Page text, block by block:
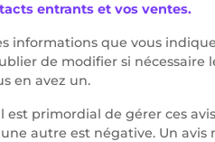
entrants et vos ventes.
que vous
de modifier si nécessaire
en avez un.
primordial de gérer ces
autre est négative. Un avis